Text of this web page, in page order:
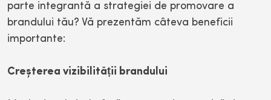
parte integrantă a strategiei de promovare a
brandului tău? Vă prezentăm câteva beneficii
importante:
Creșterea vizibilității brandului